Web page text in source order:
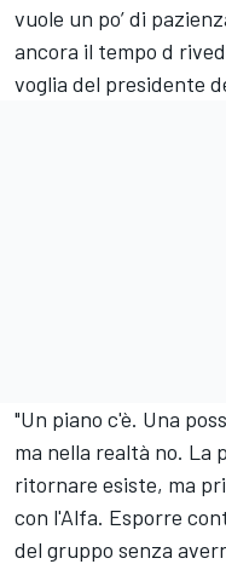
vuole un po’ di
ancora il tempo d
voglia del presidente
"Un piano c'è. Una
ma nella realtà no. La
ritornare esiste, ma
con l'Alfa. Esporre
del gruppo senza